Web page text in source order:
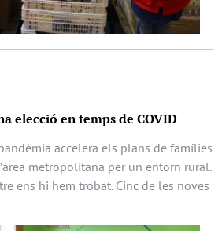
elecció en temps de COVID
accelera els plans de famílies
metropolitana per un entorn rural.
ens hi hem trobat. Cinc de les noves